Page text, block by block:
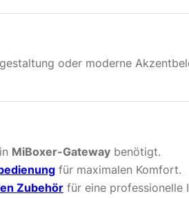
oder moderne
MiBoxer-Gateway benötigt.
für maximalen Komfort.
Zubehör für eine professionelle